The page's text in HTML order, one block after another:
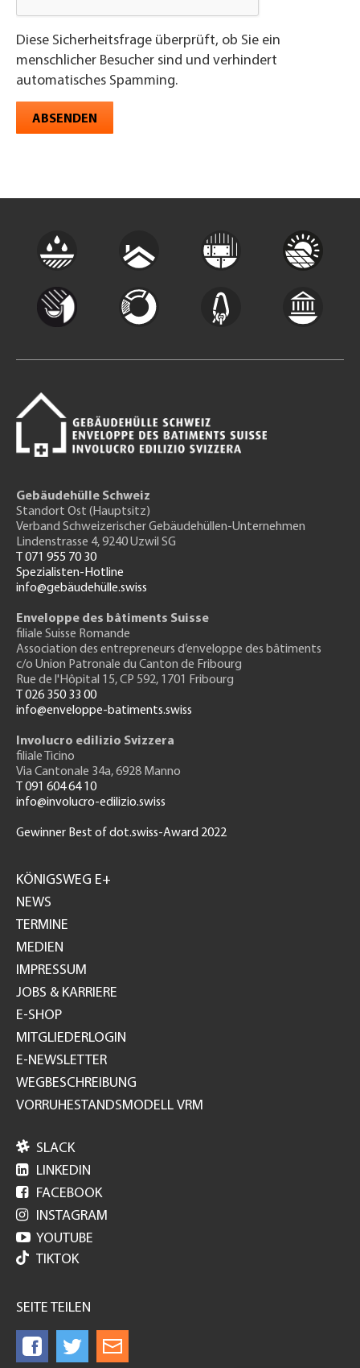
Diese Sicherheitsfrage überprüft, ob Sie ein
menschlicher Besucher sind und verhindert
automatisches Spamming.
ABSENDEN
Gebäudehülle Schweiz
Standort Ost (Hauptsitz)
Verband Schweizerischer Gebäudehüllen-Unternehmen
Lindenstrasse 4, 9240 Uzwil SG
T 071 955 70 30
Spezialisten-Hotline
info@gebäudehülle.swiss
Enveloppe des bâtiments Suisse
filiale Suisse Romande
Association des entrepreneurs d’enveloppe des bâtiments
c/o Union Patronale du Canton de Fribourg
Rue de l'Hôpital 15, CP 592, 1701 Fribourg
T 026 350 33 00
info@enveloppe-batiments.swiss
Involucro edilizio Svizzera
filiale Ticino
Via Cantonale 34a, 6928 Manno
T 091 604 64 10
info@involucro-edilizio.swiss
Gewinner Best of dot.swiss-Award 2022
GH
KÖNIGSWEG E+
NEWS
TERMINE
MEDIEN
IMPRESSUM
JOBS & KARRIERE
E-SHOP
MITGLIEDERLOGIN
E-NEWSLETTER
WEGBESCHREIBUNG
VORRUHESTANDSMODELL VRM
 SLACK
 LINKEDIN
 FACEBOOK
 INSTAGRAM
 YOUTUBE
TIKTOK
SEITE TEILEN